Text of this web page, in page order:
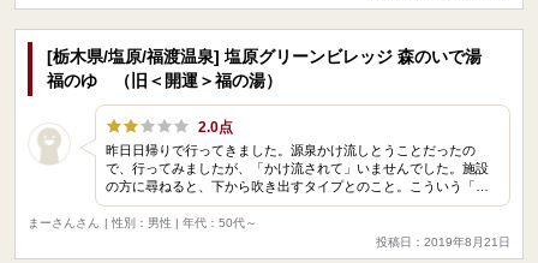
[栃木県/塩原/福渡温泉] 塩原グリーンビレッジ 森のいで湯
福のゆ （旧＜開運＞福の湯）
2.0点
昨日日帰りで行ってきました。源泉かけ流しとうことだったの
で、行ってみましたが、「かけ流されて」いませんでした。施設
の方に尋ねると、下から吹き出すタイプとのこと。こういう「…
まーさんさん
| 性別：男性 | 年代：50代～
投稿日：2019年8月21日